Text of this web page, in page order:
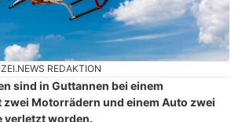
REDAKTION
sind in Guttannen bei einem
Motorrädern und einem Auto zwei
verletzt worden.